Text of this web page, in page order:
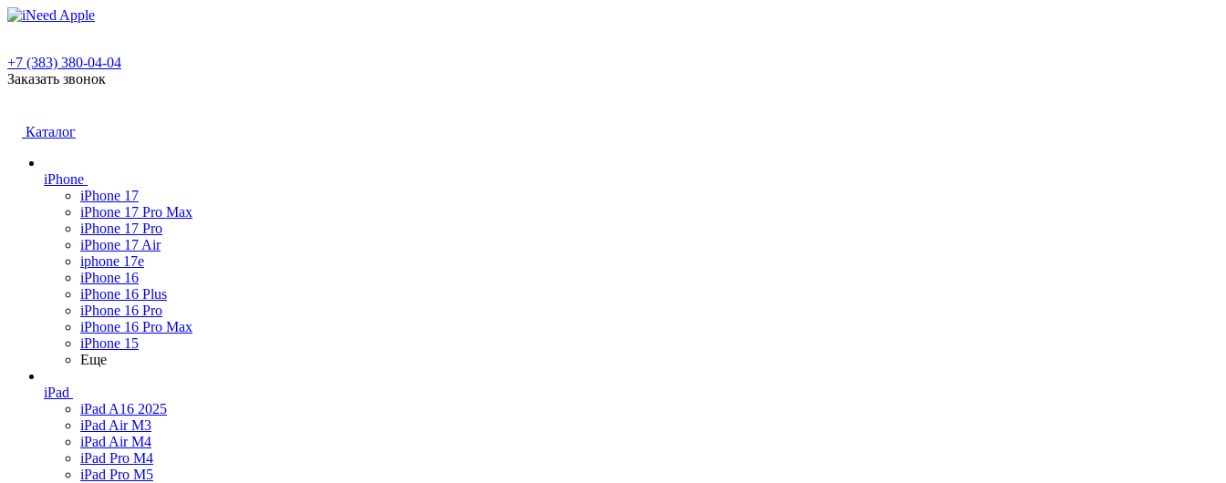
+7 (383) 380-04-04
Заказать звонок
Каталог
iPhone
iPhone 17
iPhone 17 Pro Max
iPhone 17 Pro
iPhone 17 Air
iphone 17e
iPhone 16
iPhone 16 Plus
iPhone 16 Pro
iPhone 16 Pro Max
iPhone 15
Еще
iPad
iPad A16 2025
iPad Air M3
iPad Air M4
iPad Pro M4
iPad Pro M5